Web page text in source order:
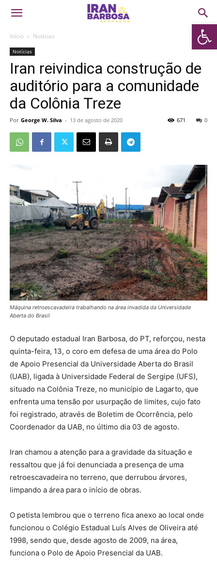
Abrir
Início Notícias
Notícias
Iran reivindica construção de
auditório para a comunidade
da Colônia Treze
Por George W. Silva - 13 de agosto de 2020 0
671
Máquina retroescavadeira trabalhando na área invadida da Universidade
Aberta do Brasil
O deputado estadual Iran Barbosa, do PT, reforçou, nesta
quinta-feira, 13, o coro em defesa de uma área do Polo
de Apoio Presencial da Universidade Aberta do Brasil
(UAB), ligada à Universidade Federal de Sergipe (UFS),
situado na Colônia Treze, no município de Lagarto, que
enfrenta uma tensão por usurpação de limites, cujo fato
foi registrado, através de Boletim de Ocorrência, pelo
Coordenador da UAB, no último dia 03 de agosto.
Iran chamou a atenção para a gravidade da situação e
ressaltou que já foi denunciada a presença de uma
retroescavadeira no terreno, que derrubou árvores,
limpando a área para o início de obras.
O petista lembrou que o terreno fica anexo ao local onde
funcionou o Colégio Estadual Luís Alves de Oliveira até
1998, sendo que, desde agosto de 2009, na área,
funciona o Polo de Apoio Presencial da UAB.